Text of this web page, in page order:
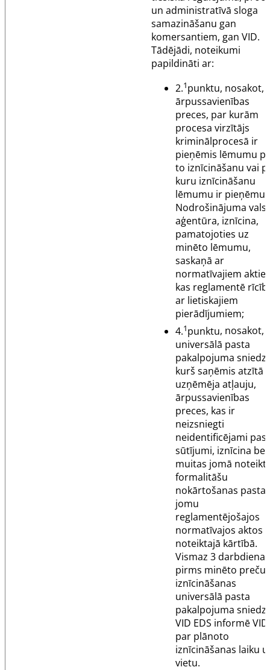
un administratīvā sloga
samazināšanu gan
komersantiem, gan VID.
Tādējādi, noteikumi
papildināti ar:
2.1punktu, nosakot,
ārpussavienības
preces, par kurām
procesa virzītājs
kriminālprocesā ir
pieņēmis lēmumu
to iznīcināšanu vai
kuru iznīcināšanu
lēmumu ir
Nodrošinājuma
aģentūra, iznīcina,
pamatojoties uz
minēto lēmumu,
saskaņā ar
normatīvajiem
kas reglamentē
ar lietiskajiem
pierādījumiem;
4.1punktu, nosakot,
universālā pasta
pakalpojuma
kurš saņēmis atzītā
uzņēmēja atļauju,
ārpussavienības
preces, kas ir
neizsniegti
neidentificējami
sūtījumi, iznīcina bez
muitas jomā
formalitāšu
nokārtošanas pasta
jomu
reglamentējošajos
normatīvajos aktos
noteiktajā kārtībā.
Vismaz 3 darbdienas
pirms minēto preču
iznīcināšanas
universālā pasta
pakalpojuma
VID EDS informē VID
par plānoto
iznīcināšanas laiku
vietu.